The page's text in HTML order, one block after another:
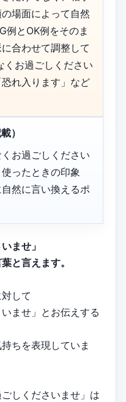
場面によって自然
例とOK例をそのま
合わせて調整して
くお過ごしください
れ入ります」など
）
お過ごしください
ったときの印象
然に言い換えるポ
ませ」
と言えます。
して
ませ」とお伝えする
ちを表現していま
しくださいませ」は